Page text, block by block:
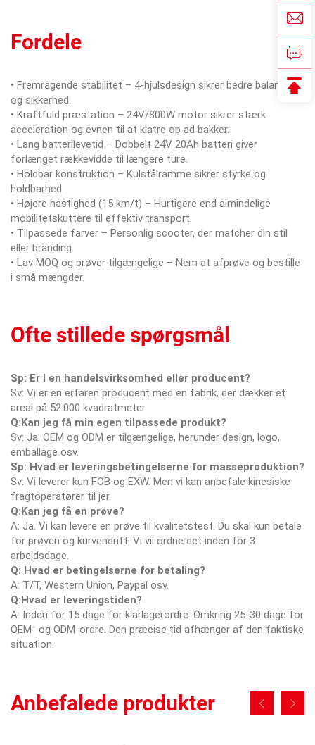
Fordele
• Fremragende stabilitet – 4-hjulsdesign sikrer bedre balance
og sikkerhed.
• Kraftfuld præstation – 24V/800W motor sikrer stærk
acceleration og evnen til at klatre op ad bakker.
• Lang batterilevetid – Dobbelt 24V 20Ah batteri giver
forlænget rækkevidde til længere ture.
• Holdbar konstruktion – Kulstålramme sikrer styrke og
holdbarhed.
• Højere hastighed (15 km/t) – Hurtigere end almindelige
mobilitetskuttere til effektiv transport.
• Tilpassede farver – Personlig scooter, der matcher din stil
eller branding.
• Lav MOQ og prøver tilgængelige – Nem at afprøve og bestille
i små mængder.
Ofte stillede spørgsmål
Sp: Er I en handelsvirksomhed eller producent?
Sv: Vi er en erfaren producent med en fabrik, der dækker et
areal på 52.000 kvadratmeter.
Q:Kan jeg få min egen tilpassede produkt?
Sv: Ja. OEM og ODM er tilgængelige, herunder design, logo,
emballage osv.
Sp: Hvad er leveringsbetingelserne for masseproduktion?
Sv: Vi leverer kun FOB og EXW. Men vi kan anbefale kinesiske
fragtoperatører til jer.
Q:Kan jeg få en prøve?
A: Ja. Vi kan levere en prøve til kvalitetstest. Du skal kun betale
for prøven og kurvendrift. Vi vil ordne det inden for 3
arbejdsdage.
Q: Hvad er betingelserne for betaling?
A: T/T, Western Union, Paypal osv.
Q:Hvad er leveringstiden?
A: Inden for 15 dage for klarlagerordre. Omkring 25-30 dage for
OEM- og ODM-ordre. Den præcise tid afhænger af den faktiske
situation.
Anbefalede produkter